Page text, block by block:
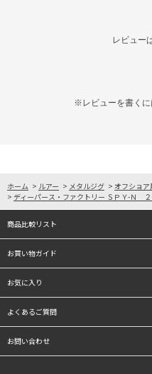
レビュー
※レビューを書くに
ホーム > ルアー > メタルジグ > オフショ
> ディーパース・ファクトリー ＳＰＹ-Ｎ
商品比較リスト
お買い物ガイド
お気に入り
よくあるご質問
お問い合わせ